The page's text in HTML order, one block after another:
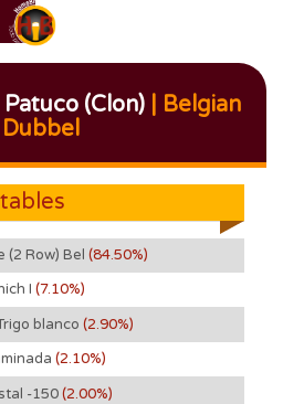
(Clon)| Belgian
Dubbel
(2 Row) Bel (84.50%)
I (7.10%)
blanco (2.90%)
(2.10%)
-150(2.00%)